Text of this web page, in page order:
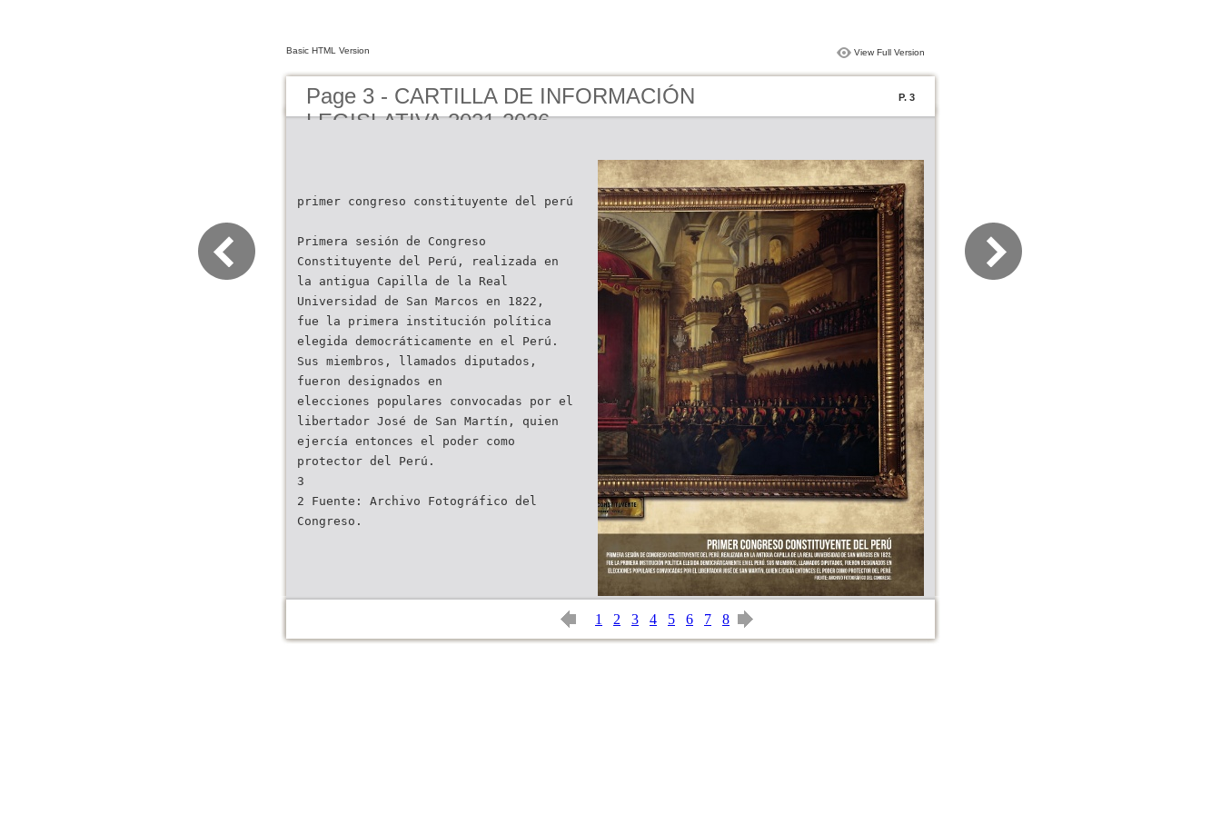
Basic HTML Version View Full Version
Page 3 - CARTILLA DE INFORMACIÓN
LEGISLATIVA 2021-2026
P. 3
primer congreso constituyente del perú
Primera sesión de Congreso
Constituyente del Perú, realizada en
la antigua Capilla de la Real
Universidad de San Marcos en 1822,
fue la primera institución política
elegida democráticamente en el Perú.
Sus miembros, llamados diputados,
fueron designados en
elecciones populares convocadas por el
libertador José de San Martín, quien
ejercía entonces el poder como
protector del Perú.
3
2 Fuente: Archivo Fotográfico del
Congreso.
1 2 3 4 5 6 7 8